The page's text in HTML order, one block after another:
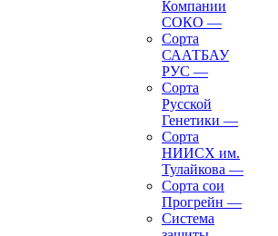
Компании
СОКО —
Сорта
СААТБАУ
РУС —
Сорта
Русской
Генетики —
Сорта
НИИСХ им.
Тулайкова —
Сорта сои
Прогрейн —
Система